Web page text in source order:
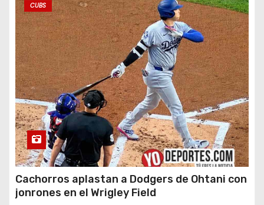
CUBS
Cachorros aplastan a Dodgers de Ohtani con
jonrones en el Wrigley Field